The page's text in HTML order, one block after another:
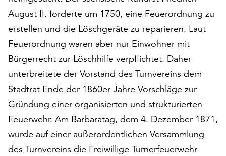
und
widerrufen.
Dafür
steht
Ihnen
Ende
der
Seite
die
Schaltfläche
„Cookie-
Einstellungen“
August II. forderte um 1750, eine Feuerordnung zu
erstellen und die Löschgeräte zu reparieren. Laut
Feuerordnung waren aber nur Einwohner mit
Bürgerrecht zur Löschhilfe verpflichtet. Daher
unterbreitete der Vorstand des Turnvereins dem
Stadtrat Ende der 1860er Jahre Vorschläge zur
Gründung einer organisierten und strukturierten
Feuerwehr. Am Barbaratag, dem 4. Dezember 1871,
wurde auf einer außerordentlichen Versammlung
des Turnvereins die Freiwillige Turnerfeuerwehr